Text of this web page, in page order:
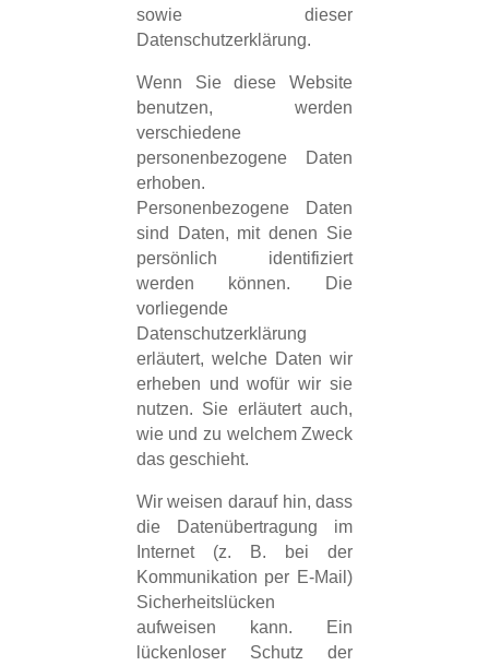
sowie dieser
Datenschutzerklärung.
Wenn Sie diese Website
benutzen, werden
verschiedene
personenbezogene Daten
erhoben.
Personenbezogene Daten
sind Daten, mit denen Sie
persönlich identifiziert
werden können. Die
vorliegende
Datenschutzerklärung
erläutert, welche Daten wir
erheben und wofür wir sie
nutzen. Sie erläutert auch,
wie und zu welchem Zweck
das geschieht.
Wir weisen darauf hin, dass
die Datenübertragung im
Internet (z. B. bei der
Kommunikation per E-Mail)
Sicherheitslücken
aufweisen kann. Ein
lückenloser Schutz der